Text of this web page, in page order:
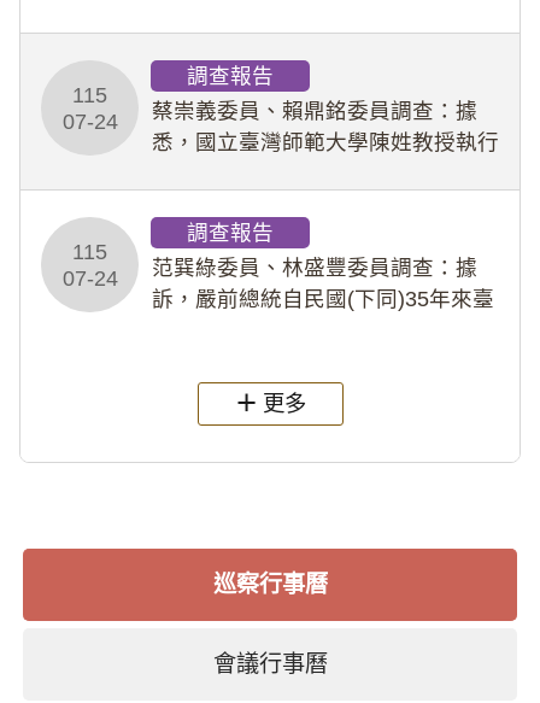
行拍攝特定樣態性影像並以手機傳送
劉師。該生因畏懼成
115
07-24
調查報告
蔡崇義委員、賴鼎銘委員調查：據
悉，國立臺灣師範大學陳姓教授執行
術倫理等情案調查報告。(115教調
31)
115
07-24
調查報告
范巽綠委員、林盛豐委員調查：據
訴，嚴前總統自民國(下同)35年來臺
過世後，總統府於89年間函請其家屬
繼續留住
更多
巡察行事曆
會議行事曆